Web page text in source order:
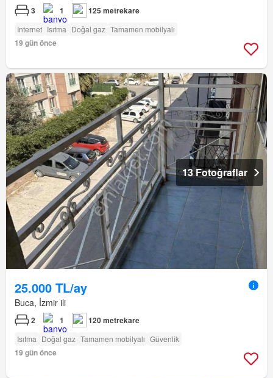
3 1 125 metrekare
Internet Isıtma Doğal gaz Tamamen mobilyalı
19 gün önce
13 Fotoğraflar
25.000 TL/ay
Buca, İzmir ili
2 1 120 metrekare
Isıtma Doğal gaz Tamamen mobilyalı Güvenlik
19 gün önce